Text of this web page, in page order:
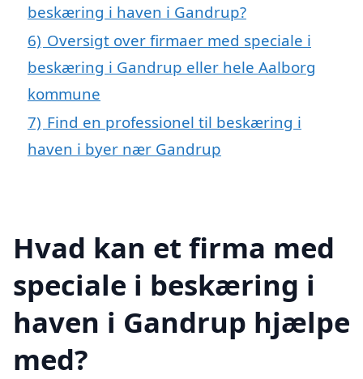
beskæring i haven i Gandrup?
6) Oversigt over firmaer med speciale i
beskæring i Gandrup eller hele Aalborg
kommune
7) Find en professionel til beskæring i
haven i byer nær Gandrup
Hvad kan et firma med
speciale i beskæring i
haven i Gandrup hjælpe
med?